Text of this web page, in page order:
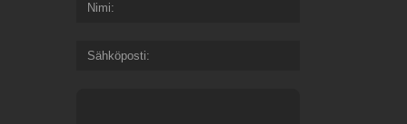
Nimi
Sähköposti